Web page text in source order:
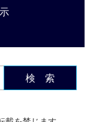
検 索